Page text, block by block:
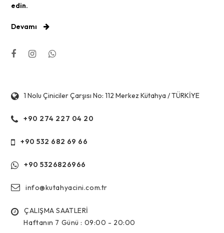
edin.
Devamı
1 Nolu Çiniciler Çarşısı No: 112 Merkez Kütahya / TÜRKİYE
+90 274 227 04 20
+90 532 682 69 66
+90 5326826966
info@kutahyacini.com.tr
ÇALIŞMA SAATLERİ
Haftanın 7 Günü : 09:00 - 20:00